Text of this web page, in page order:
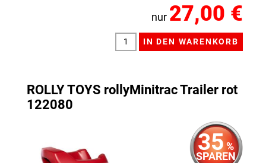
nur 27,00 €
ROLLY TOYS rollyMinitrac Trailer rot
122080
35 %
SPAREN